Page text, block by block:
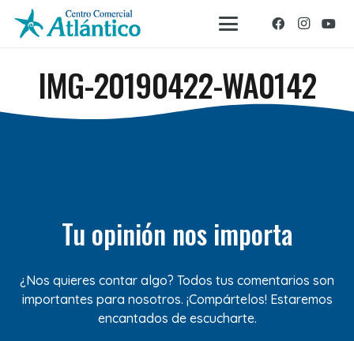
IMG-20190422-WA0142
Tu opinión nos importa
¿Nos quieres contar algo? Todos tus comentarios son
importantes para nosotros. ¡Compártelos! Estaremos
encantados de escucharte.